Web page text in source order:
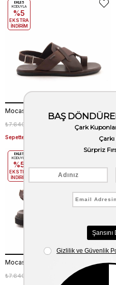
Mocassini Erkek Sandalet 335
₺7.640,00
Sepette %20 Net İndirim
%30
EKLE5
KODUYLA
%5
EKSTRA
İNDİRİM
Mocassini Erkek Sandalet 366
₺5.348,00
₺7.640,00 %30
EKLE5
KODUYLA
%5
EKSTRA
İNDİRİM